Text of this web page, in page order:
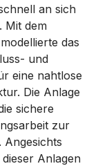
an sich
Mit dem
das
und
eine nahtlose
Die Anlage
sichere
zur
Anlagen